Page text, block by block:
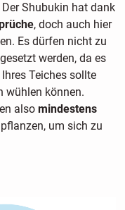
Der Shubukin hat dank
, doch auch hier
Es dürfen nicht zu
werden, da es
Teiches sollte
wühlen können.
also mindestens
um sich zu